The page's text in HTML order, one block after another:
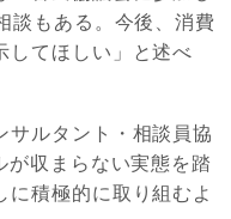
談もある。今後、消費
してほしい」と述べ
サルタント・相談員協
収まらない実態を踏
に積極的に取り組むよ